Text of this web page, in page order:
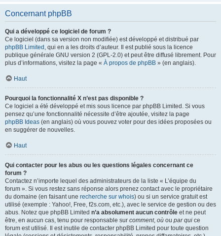
Concernant phpBB
Qui a développé ce logiciel de forum ?
Ce logiciel (dans sa version non modifiée) est développé et distribué par
phpBB Limited , qui en a les droits d’auteur. Il est publié sous la licence
publique générale GNU version 2 (GPL-2.0) et peut être diffusé librement. Pour
plus d’informations, visitez la page « À propos de phpBB » (en anglais).
Haut
Pourquoi la fonctionnalité X n’est pas disponible ?
Ce logiciel a été développé et mis sous licence par phpBB Limited. Si vous
pensez qu’une fonctionnalité nécessite d’être ajoutée, visitez la page
phpBB Ideas (en anglais) où vous pouvez voter pour des idées proposées ou
en suggérer de nouvelles.
Haut
Qui contacter pour les abus ou les questions légales concernant ce
forum ?
Contactez n’importe lequel des administrateurs de la liste « L’équipe du
forum ». Si vous restez sans réponse alors prenez contact avec le propriétaire
du domaine (en faisant une recherche sur whois) ou si un service gratuit est
utilisé (exemple : Yahoo!, Free, f2s.com, etc.), avec le service de gestion ou des
abus. Notez que phpBB Limited n’a absolument aucun contrôle et ne peut
être, en aucun cas, tenu pour responsable sur comment, où ou par qui ce
forum est utilisé. Il est inutile de contacter phpBB Limited pour toute question